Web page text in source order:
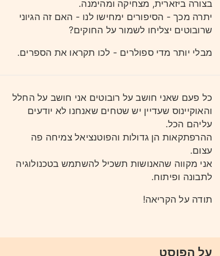
בצורה ביזארית, מצחיקה ומהימנה.
יתרה מכך - הסיפורים ימחישו לנו - האם זה הגיוני
שרובוטים יצליחו לשמור על החוקים?
מבלי יותר מדי ספולרים - לכו תקראו את הספרים.
כל פעם שאני חושב על רובוטים אני חושב על החלל
והאוקיינוס שעדיין יש שטחים שאנחנו לא יודעים
עליהם הכל.
ההרפתקאות הן גדולות והפוטנציאל צמיחה פה
עצום.
אני מקווה שהאנושות תשכיל להשתמש בטכנולוגיה
לתבונה ופיתוח.
תודה על הקריאה!
על הפוסט